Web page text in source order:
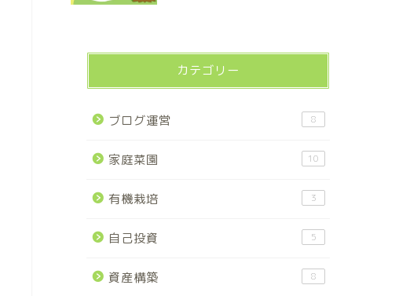
カテゴリー
ブログ運営 8
家庭菜園 10
有機栽培 3
自己投資 5
資産構築 8